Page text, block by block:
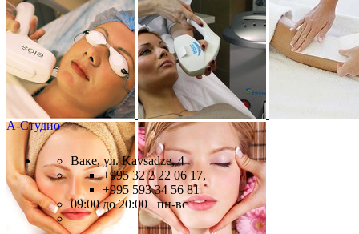
А-Студио
Ваке, ул. Kavsadze, 4
+995 32 2 22 06 17,
+995 593 34 56 81
09:00 до 20:00 пн-вс